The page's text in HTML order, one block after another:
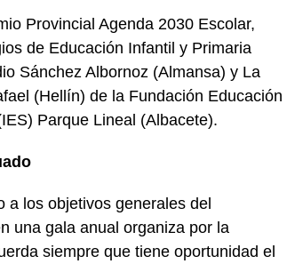
Provincial Agenda 2030 Escolar,
de Educación Infantil y Primaria
Sánchez Albornoz (Almansa) y La
(Hellín) de la Fundación Educación
Parque Lineal (Albacete).
a los objetivos generales del
una gala anual organiza por la
siempre que tiene oportunidad el